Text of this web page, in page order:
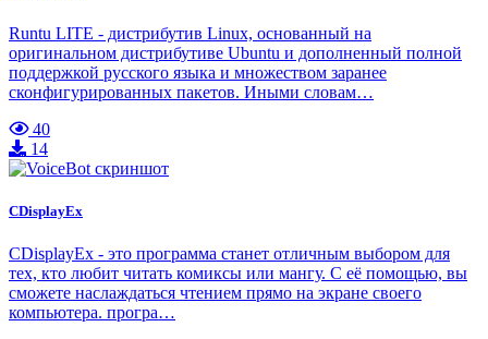
Runtu LITE - дистрибутив Linux, основанный на
оригинальном дистрибутиве Ubuntu и дополненный полной
поддержкой русского языка и множеством заранее
сконфигурированных пакетов. Иными словам…
40
14
CDisplayEx
CDisplayEx - это программа станет отличным выбором для
тех, кто любит читать комиксы или мангу. С её помощью, вы
сможете наслаждаться чтением прямо на экране своего
компьютера. програ…